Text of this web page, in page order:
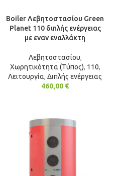
Boiler Λεβητοστασίου Green
Planet 110 διπλής ενέργειας
με εναν εναλλάκτη
Λεβητοστασίου,
Χωρητικότητα (Τύπος), 110,
Λειτουργία, Διπλής ενέργειας
460,00 €